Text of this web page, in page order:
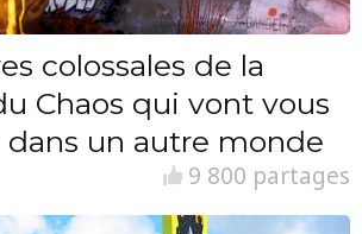
colossales de la
Chaos qui vont vous
un autre monde
9 800 partages